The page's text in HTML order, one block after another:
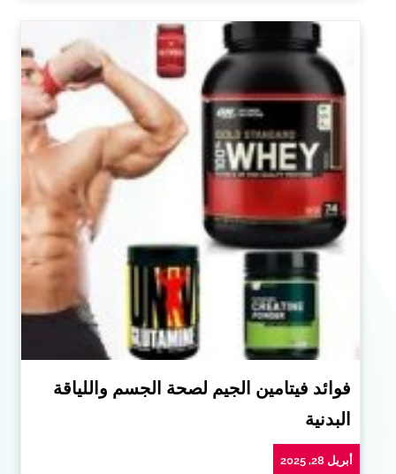
فوائد فيتامين الجيم لصحة الجسم واللياقة
البدنية
أبريل 28, 2025